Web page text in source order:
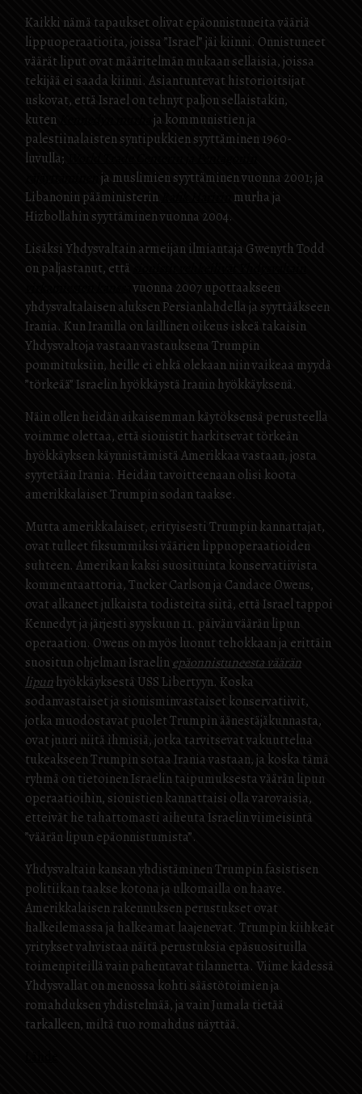
Kaikki nämä tapaukset olivat epäonnistuneita vääriä
lippuoperaatioita, joissa ”Israel” jäi kiinni. Onnistuneet
väärät liput ovat määritelmän mukaan sellaisia, joissa
tekijää ei saada kiinni. Asiantuntevat historioitsijat
uskovat, että Israel on tehnyt paljon sellaistakin,
kuten
ja kommunistien ja
palestiinalaisten syntipukkien syyttäminen 1960-
luvulla;
ja muslimien syyttäminen vuonna 2001; ja
Libanonin pääministerin
murha ja
Hizbollahin syyttäminen vuonna 2004.
Lisäksi Yhdysvaltain armeijan ilmiantaja Gwenyth Todd
on paljastanut, että
vuonna 2007 upottaakseen
yhdysvaltalaisen aluksen Persianlahdella ja syyttääkseen
Irania. Kun Iranilla on laillinen oikeus iskeä takaisin
Yhdysvaltoja vastaan vastauksena Trumpin
pommituksiin, heille ei ehkä olekaan niin vaikeaa myydä
”törkeää” Israelin hyökkäystä Iranin hyökkäyksenä.
Näin ollen heidän aikaisemman käytöksensä perusteella
voimme olettaa, että sionistit harkitsevat törkeän
hyökkäyksen käynnistämistä Amerikkaa vastaan, josta
syytetään Irania. Heidän tavoitteenaan olisi koota
amerikkalaiset Trumpin sodan taakse.
Mutta amerikkalaiset, erityisesti Trumpin kannattajat,
ovat tulleet fiksummiksi väärien lippuoperaatioiden
suhteen. Amerikan kaksi suosituinta konservatiivista
kommentaattoria, Tucker Carlson ja Candace Owens,
ovat alkaneet julkaista todisteita siitä, että Israel tappoi
Kennedyt ja järjesti syyskuun 11. päivän väärän lipun
operaation. Owens on myös luonut tehokkaan ja erittäin
suositun ohjelman Israelinepäonnistuneesta väärän
lipunhyökkäyksestä USS Libertyyn. Koska
sodanvastaiset ja sionisminvastaiset konservatiivit,
jotka muodostavat puolet Trumpin äänestäjäkunnasta,
ovat juuri niitä ihmisiä, jotka tarvitsevat vakuuttelua
tukeakseen Trumpin sotaa Irania vastaan, ja koska tämä
ryhmä on tietoinen Israelin taipumuksesta väärän lipun
operaatioihin, sionistien kannattaisi olla varovaisia,
etteivät he tahattomasti aiheuta Israelin viimeisintä
”väärän lipun epäonnistumista”.
Yhdysvaltain kansan yhdistäminen Trumpin fasistisen
politiikan taakse kotona ja ulkomailla on haave.
Amerikkalaisen rakennuksen perustukset ovat
halkeilemassa ja halkeamat laajenevat. Trumpin kiihkeät
yritykset vahvistaa näitä perustuksia epäsuosituilla
toimenpiteillä vain pahentavat tilannetta. Viime kädessä
Yhdysvallat on menossa kohti säästötoimien ja
romahduksen yhdistelmää, ja vain Jumala tietää
tarkalleen, miltä tuo romahdus näyttää.